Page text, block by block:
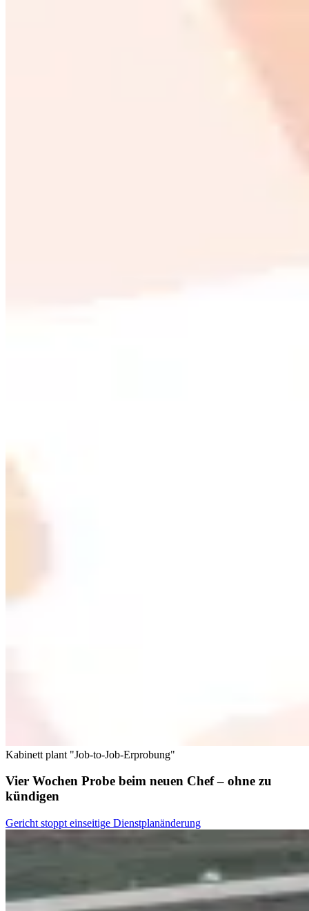
Kabinett plant "Job-to-Job-Erprobung"
Vier Wochen Probe beim neuen Chef – ohne zu
kündigen
Gericht stoppt einseitige Dienstplanänderung